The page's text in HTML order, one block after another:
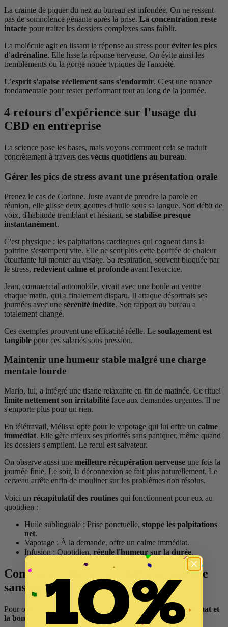
La crainte de piquer du nez au bureau est infondée. On ne ressent
pas de somnolence gênante après la prise. La concentration reste
intacte pour traiter les dossiers complexes sans faiblir.
La molécule agit en lissant la réponse au stress pour éviter les pics
d'adrénaline. Elle lisse la réponse nerveuse. On évite ainsi les
tremblements ou la gorge nouée typiques de l'anxiété.
L'esprit s'apaise réellement sans s'endormir. C'est une nuance
fondamentale pour rester performant tout au long de la journée.
4 retours d'expérience sur l'usage du
CBD en entreprise
La science pose les bases, mais voyons comment cela se traduit
concrètement à travers des vécus quotidiens au bureau.
Gérer les pics de stress avant une présentation orale
Prenez le cas de Corinne. Juste avant de prendre la parole en
réunion, elle glisse deux gouttes d'huile sous sa langue. Son débit de
voix, d'habitude tremblant et hésitant, se stabilise presque
instantanément.
C'est physique : les palpitations cardiaques qui cognent dans la
poitrine s'estompent vite. Elle ne sent plus cette bouffée de chaleur
étouffante lui monter au visage. Sa respiration, souvent bloquée par
le stress, redevient calme et profonde avant l'exercice.
Jean, commercial automobile, vivait avec une boule au ventre
chaque matin, qui a finalement disparu. Il attaque désormais ses
journées avec une sérénité inédite. Son rapport au bureau a
totalement changé.
Ces exemples prouvent une efficacité réelle. Le soulagement est
tangible pour ces salariés sous pression.
Maintenir une humeur stable malgré une charge
mentale lourde
Mario, lui, a intégré une tisane relaxante en fin de matinée. Ce rituel
limite nettement son irritabilité face aux demandes urgentes. Il ne
s'emporte plus pour un rien.
En télétravail, Mélissa opte pour le vapotage qui lui offre un calme
immédiat. Elle gère mieux ses priorités sans paniquer, même quand
les dossiers s'empilent. Le recul est salvateur.
On observe aussi une meilleure récupération nerveuse une fois la
journée finie. Le soir, la déconnexion se fait plus naturellement. Le
cerveau arrête enfin de mouliner sur les problèmes non résolus.
Voici un récapitulatif des routines qui fonctionnent pour eux au
quotidien :
Huile sublinguale : Prise ponctuelle, stoppe les palpitations
net.
Vapotage : À la demande, offre un calme immédiat.
Infusion : Quotidien, régule l'humeur sur la durée.
Comment intégrer le CBD à sa journée
sans perdre le fil ?
Pour obtenir de tels résultats, il faut savoir
choisir le bon format et
la bonne méthode de prise
10%